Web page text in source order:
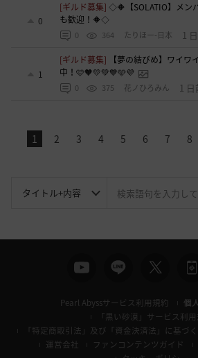
0
[ギルド募集]◇🔶【SOLATIO】メン
も歓迎！🔶◇
0 364 たりほー-日本 1
1
[ギルド募集]
【夢の結びめ】ワイ
中！🩷🧡💛💚💙🩵💜
0 375 花ノひろみん 1 日
1 2 3 4 5 6 7 8
Pearl Abyssサービス利用規約
個
「黒い砂漠」サービス利
「特定商取引法」及び「資金決済法」に基づ
運営会社
ファンコンテンツガイド